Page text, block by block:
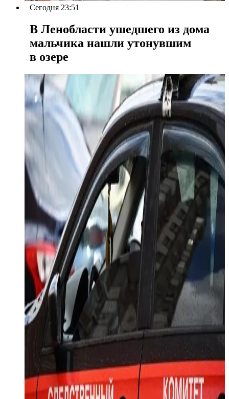
Сегодня 23:51
В Ленобласти ушедшего из дома
мальчика нашли утонувшим
в озере